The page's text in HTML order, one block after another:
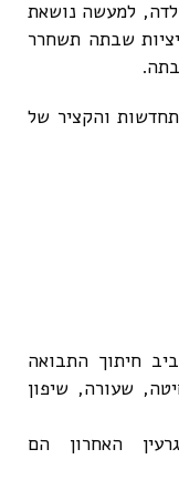
למעשה נושאת
שבתה תשחרר
והקציר של
חיתוך התבואה
שעורה, שיפון
האחרון הם